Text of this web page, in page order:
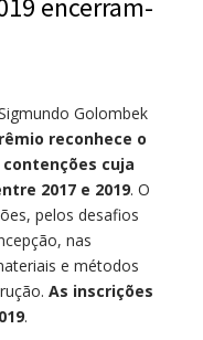
encerram-
Golombek
reconhece o
cuja
2017 e 2019. O
pelos desafios
nas
e métodos
As inscrições
.